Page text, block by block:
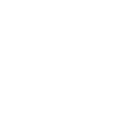
Зеленський про